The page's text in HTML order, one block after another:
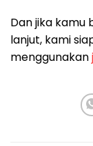
Dan jika kamu
lanjut, kami
menggunakan